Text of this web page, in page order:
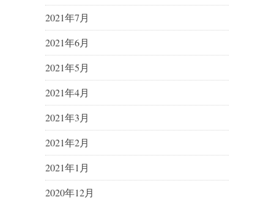
2021年7月
2021年6月
2021年5月
2021年4月
2021年3月
2021年2月
2021年1月
2020年12月